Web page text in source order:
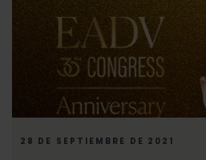
28 DE SEPTIEMBRE DE 2021